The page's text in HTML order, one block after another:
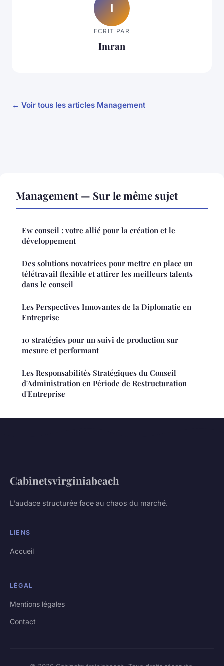
I
ECRIT PAR
Imran
← Voir tous les articles Management
Management — Sur le même sujet
Ew conseil : votre allié pour la création et le
développement
Des solutions novatrices pour mettre en place un
télétravail flexible et attirer les meilleurs talents
dans le conseil
Les Perspectives Innovantes de la Diplomatie en
Entreprise
10 stratégies pour un suivi de production sur
mesure et performant
Les Responsabilités Stratégiques du Conseil
d'Administration en Période de Restructuration
d'Entreprise
Cabinetsvirginiabeach
L'audace structurée face au chaos du marché.
LIENS
Accueil
LÉGAL
Mentions légales
Contact